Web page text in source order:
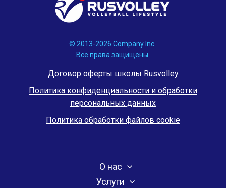
© 2013-2026 Company Inc.
Все права защищены.
Договор оферты школы Rusvolley
Политика конфиденциальности и обработки
персональных данных
Политика обработки файлов cookie
О нас
Услуги